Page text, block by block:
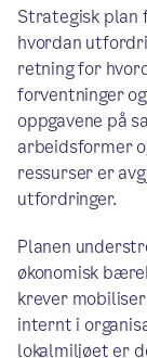
Strategisk plan
hvordan
retning for
forventninger
oppgavene på
arbeidsformer
ressurser er
utfordringer.
Planen
økonomisk
krever
internt i
lokalmiljøet er